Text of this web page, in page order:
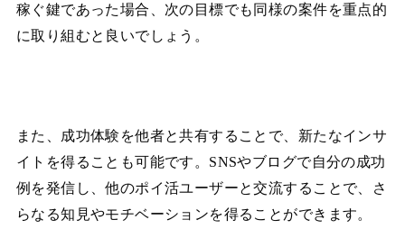
稼ぐ鍵であった場合、次の目標でも同様の案件を重点的
に取り組むと良いでしょう。
また、成功体験を他者と共有することで、新たなインサ
イトを得ることも可能です。SNSやブログで自分の成功
例を発信し、他のポイ活ユーザーと交流することで、さ
らなる知見やモチベーションを得ることができます。